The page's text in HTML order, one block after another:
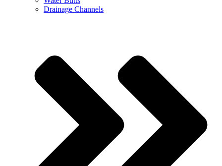
Drainage Channels